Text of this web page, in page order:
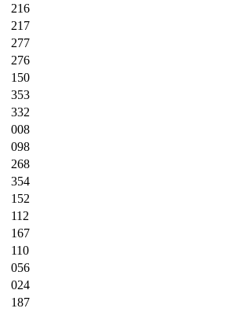
216
217
277
276
150
353
332
008
098
268
354
152
112
167
110
056
024
187